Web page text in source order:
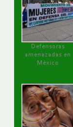
Defensoras
amenazadas en
México